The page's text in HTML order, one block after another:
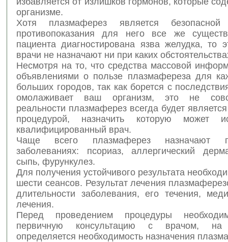
организме.
Хотя плазмаферез является безопасной
противопоказания для него все же
пациента диагностирована язва желудка, то
врачи не назначают ни при каких
Несмотря на то, что средства массовой
объявлениями о пользе плазмафереза для
больших городов, так как борется с
омолаживает ваш организм, это не
реальности плазмаферез всегда будет
процедурой, назначить которую может
квалифицированный врач.
Чаще всего плазмаферез назначают
заболеваниях: псориаз, аллергический
сыпь, фурункулез.
Для получения устойчивого результата
шести сеансов. Результат лечения
длительности заболевания, его течения,
лечения.
Перед проведением процедуры
первичную консультацию с врачом,
определяется необходимость назначения